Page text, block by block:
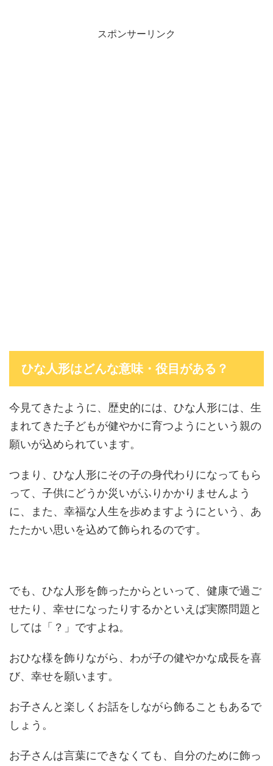
スポンサーリンク
ひな人形はどんな意味・役目がある？
今見てきたように、歴史的には、ひな人形には、生
まれてきた子どもが健やかに育つようにという親の
願いが込められています。
つまり、ひな人形にその子の身代わりになってもら
って、子供にどうか災いがふりかかりませんよう
に、また、幸福な人生を歩めますようにという、あ
たたかい思いを込めて飾られるのです。
でも、ひな人形を飾ったからといって、健康で過ご
せたり、幸せになったりするかといえば実際問題と
しては「？」ですよね。
おひな様を飾りながら、わが子の健やかな成長を喜
び、幸せを願います。
お子さんと楽しくお話をしながら飾ることもあるで
しょう。
お子さんは言葉にできなくても、自分のために飾っ